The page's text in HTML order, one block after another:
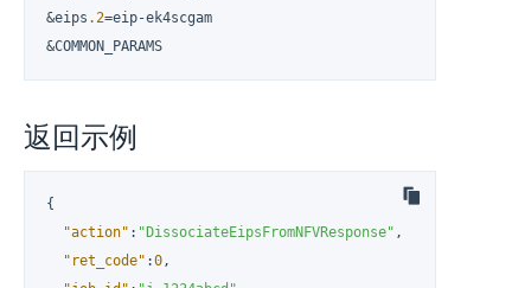
&eips .2=eip-ek4scgam
&COMMON_PARAMS
返回示例
{
"action" : "DissociateEipsFromNFVResponse" ,
"ret_code" :0,